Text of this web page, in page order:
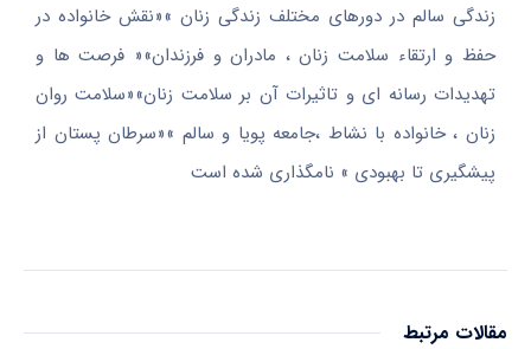
زندگی سالم در دورهای مختلف زندگی زنان »«نقش خانواده در
حفظ و ارتقاء سلامت زنان ، مادران و فرزندان»« فرصت ها و
تهدیدات رسانه ای و تاثیرات آن بر سلامت زنان»«سلامت روان
زنان ، خانواده با نشاط ،جامعه پویا و سالم »«سرطان پستان از
پیشگیری تا بهبودی » نامگذاری شده است
مقالات مرتبط